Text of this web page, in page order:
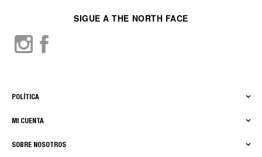
SOBRE NOSOTROS
MI CUENTA
POLÍTICA
SIGUE A THE NORTH FACE